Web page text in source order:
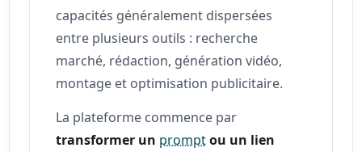
capacités généralement dispersées
entre plusieurs outils : recherche
marché, rédaction, génération vidéo,
montage et optimisation publicitaire.
La plateforme commence par
transformer un promptou un lien